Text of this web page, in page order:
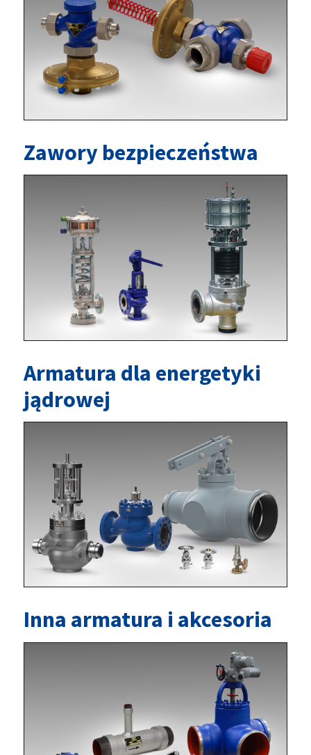
Zawory bezpieczeństwa
Armatura dla energetyki
jądrowej
Inna armatura i akcesoria